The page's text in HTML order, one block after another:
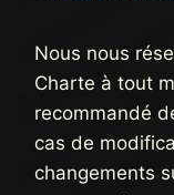
Nous nous
Charte à tout
recommandé
cas de
changements